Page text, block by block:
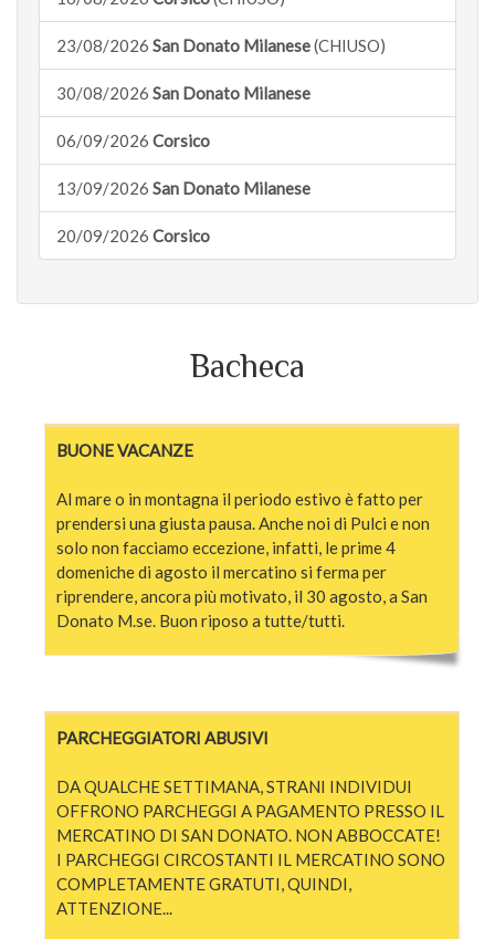
23/08/2026 San Donato Milanese(CHIUSO)
30/08/2026 San Donato Milanese
06/09/2026 Corsico
13/09/2026 San Donato Milanese
20/09/2026 Corsico
Bacheca
BUONE VACANZE
Al mare o in montagna il periodo estivo è fatto per
prendersi una giusta pausa. Anche noi di Pulci e non
solo non facciamo eccezione, infatti, le prime 4
domeniche di agosto il mercatino si ferma per
riprendere, ancora più motivato, il 30 agosto, a San
Donato M.se. Buon riposo a tutte/tutti.
PARCHEGGIATORI ABUSIVI
DA QUALCHE SETTIMANA, STRANI INDIVIDUI
OFFRONO PARCHEGGI A PAGAMENTO PRESSO IL
MERCATINO DI SAN DONATO. NON ABBOCCATE!
I PARCHEGGI CIRCOSTANTI IL MERCATINO SONO
COMPLETAMENTE GRATUTI, QUINDI,
ATTENZIONE...